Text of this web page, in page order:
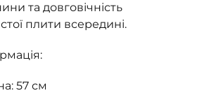
та довговічність
плити всередині.
57 см